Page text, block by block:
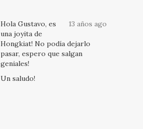
13 años ago
Hola Gustavo, es
una joyita de
Hongkiat! No podía dejarlo
pasar, espero que salgan
geniales!
Un saludo!